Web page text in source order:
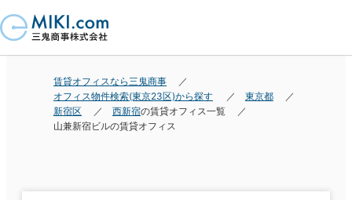
賃貸オフィスなら三鬼商事
オフィス物件検索(東京23区)から探す
東京都
新宿区
西新宿の賃貸オフィス一覧
山兼新宿ビルの賃貸オフィス